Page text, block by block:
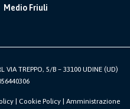
Medio Friuli
VIA TREPPO, 5/B – 33100 UDINE (UD)
| Cookie Policy | Amministrazione